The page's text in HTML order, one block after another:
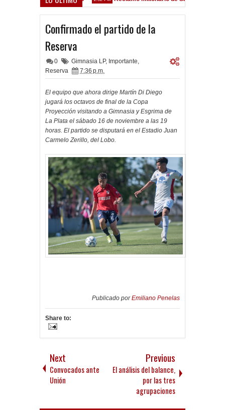
Confirmado el partido de la
Reserva
0 Gimnasia LP, Importante,
Reserva
7:36 p.m.
El equipo que ahora dirige Martín Di Diego
jugará los octavos de final de la Copa
Proyección visitando a Gimnasia y Esgrima de
La Plata el sábado 16 de noviembre a las 19
horas. El partido se disputará en el Estadio Juan
Carmelo Zerillo, del Lobo.
Publicado porEmiliano Penelas
Share to:
Next
Convocados ante
Unión
Previous
El análisis del balance,
por las tres
agrupaciones